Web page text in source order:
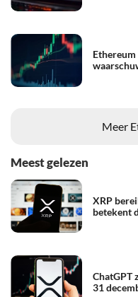
Meer
Meest gelezen
XRP
betekent
ChatGPT
31